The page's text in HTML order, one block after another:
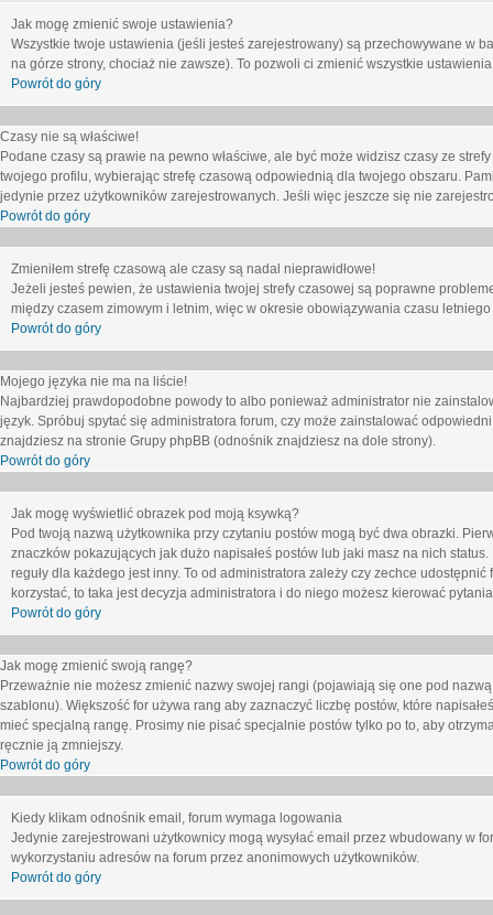
Jak mogę zmienić swoje ustawienia?
Wszystkie twoje ustawienia (jeśli jesteś zarejestrowany) są przechowywane w
na górze strony, chociaż nie zawsze). To pozwoli ci zmienić wszystkie
Powrót do góry
Czasy nie są właściwe!
Podane czasy są prawie na pewno właściwe, ale być może widzisz czasy ze
twojego profilu, wybierając strefę czasową odpowiednią dla twojego obszaru.
jedynie przez użytkowników zarejestrowanych. Jeśli więc jeszcze się nie
Powrót do góry
Zmieniłem strefę czasową ale czasy są nadal nieprawidłowe!
Jeżeli jesteś pewien, że ustawienia twojej strefy czasowej są poprawne
między czasem zimowym i letnim, więc w okresie obowiązywania czasu
Powrót do góry
Mojego języka nie ma na liście!
Najbardziej prawdopodobne powody to albo ponieważ administrator nie
język. Spróbuj spytać się administratora forum, czy może zainstalować
znajdziesz na stronie Grupy phpBB (odnośnik znajdziesz na dole strony).
Powrót do góry
Jak mogę wyświetlić obrazek pod moją ksywką?
Pod twoją nazwą użytkownika przy czytaniu postów mogą być dwa obrazki.
znaczków pokazujących jak dużo napisałeś postów lub jaki masz na nich
reguły dla każdego jest inny. To od administratora zależy czy zechce
korzystać, to taka jest decyzja administratora i do niego możesz kierować
Powrót do góry
Jak mogę zmienić swoją rangę?
Przeważnie nie możesz zmienić nazwy swojej rangi (pojawiają się one pod
szablonu). Większość for używa rang aby zaznaczyć liczbę postów, które
mieć specjalną rangę. Prosimy nie pisać specjalnie postów tylko po to, aby
ręcznie ją zmniejszy.
Powrót do góry
Kiedy klikam odnośnik email, forum wymaga logowania
Jedynie zarejestrowani użytkownicy mogą wysyłać email przez wbudowany w
wykorzystaniu adresów na forum przez anonimowych użytkowników.
Powrót do góry